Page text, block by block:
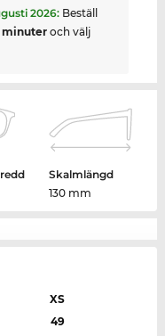
2026: Beställ
minuteroch välj
Skalmlängd
130 mm
XS
49